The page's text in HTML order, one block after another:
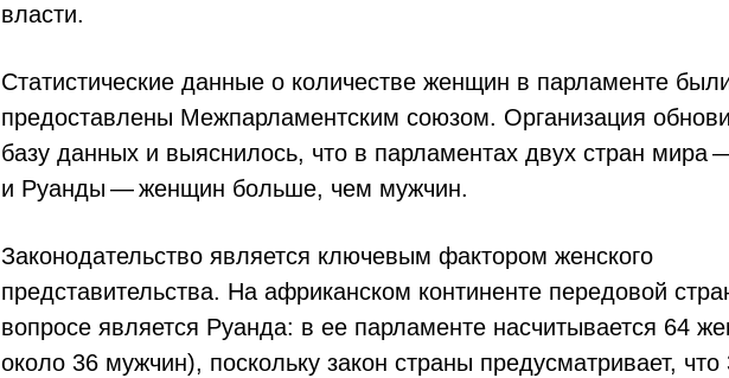
власти.
Статистические данные о количестве женщин в парламенте
предоставлены Межпарламентским союзом. Организация
базу данных и выяснилось, что в парламентах двух стран мира
и Руанды — женщин больше, чем мужчин.
Законодательство является ключевым фактором женского
представительства. На африканском континенте передовой
вопросе является Руанда: в ее парламенте насчитывается 64
около 36 мужчин), поскольку закон страны предусматривает, что